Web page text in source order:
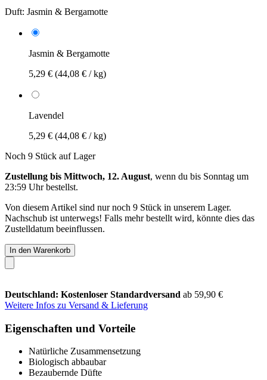
Duft: Jasmin & Bergamotte
Jasmin & Bergamotte
5,29 € (44,08 € / kg)
Lavendel
5,29 € (44,08 € / kg)
Noch 9 Stück auf Lager
Zustellung bis Mittwoch, 12. August, wenn du bis Sonntag um
23:59 Uhrbestellst.
Von diesem Artikel sind nur noch 9 Stück in unserem Lager.
Nachschub ist unterwegs! Falls mehr bestellt wird, könnte dies das
Zustelldatum beeinflussen.
In den Warenkorb
Deutschland: Kostenloser Standardversand ab 59,90 €
Weitere Infos zu Versand & Lieferung
Eigenschaften und Vorteile
Natürliche Zusammensetzung
Biologisch abbaubar
Bezaubernde Düfte